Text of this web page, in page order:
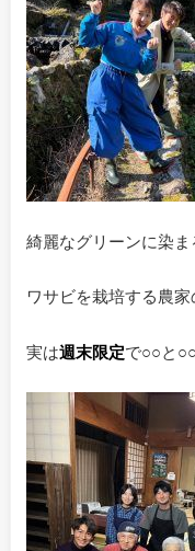
綺麗なグリーンに染ま
ワサビを栽培する農
実は週末限定で○○と